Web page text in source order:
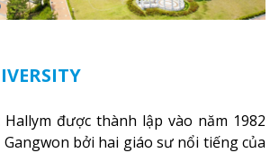
được thành lập vào năm 1982
bởi hai giáo sư nổi tiếng của